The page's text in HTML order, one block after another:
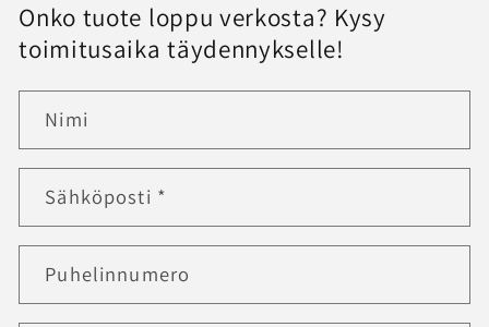
Onko tuote loppu verkosta? Kysy
toimitusaika täydennykselle!
Nimi
Sähköposti *
Puhelinnumero